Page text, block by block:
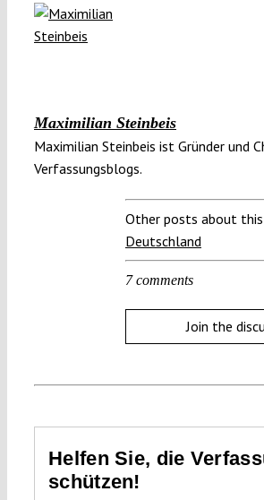
Maximilian Steinbeis
Maximilian Steinbeis ist Gründer und
Verfassungsblogs.
Other posts about this
Deutschland
7 comments
Join the
Helfen Sie, die
schützen!